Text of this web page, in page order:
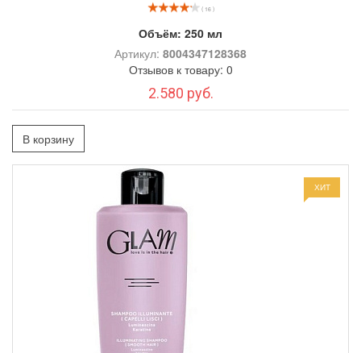
( 16 )
Объём: 250 мл
Артикул: 8004347128368
Отзывов к товару: 0
2.580 руб.
В корзину
ХИТ